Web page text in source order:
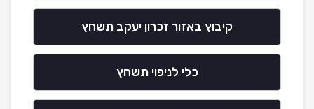
קיבוץ באזור זכרון יעקב תשחץ
כלי לניפוי תשחץ